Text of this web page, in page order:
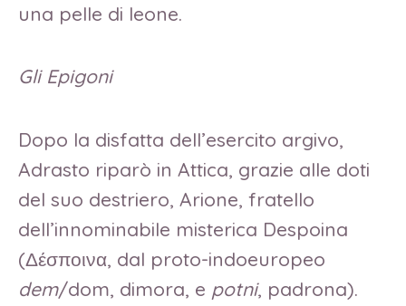
una pelle di leone.
Gli Epigoni
Dopo la disfatta dell’esercito argivo,
Adrasto riparò in Attica, grazie alle doti
del suo destriero, Arione, fratello
dell’innominabile misterica Despoina
(Δέσποινα, dal proto-indoeuropeo
dem/dom, dimora, e potni, padrona).